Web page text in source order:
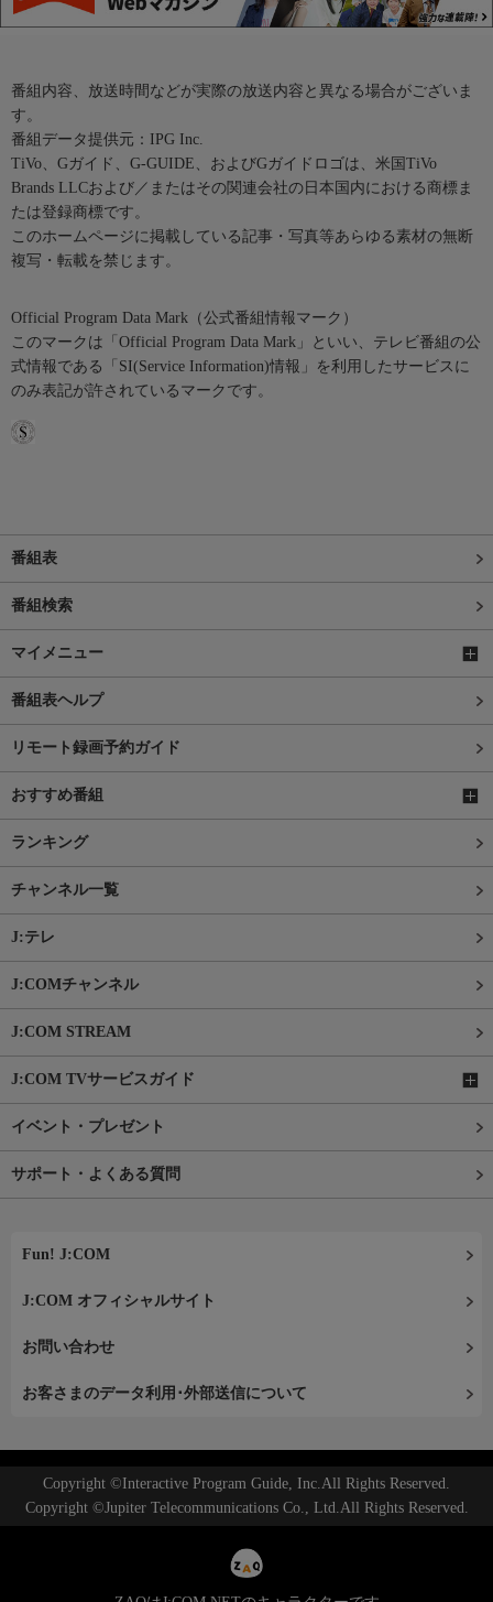
番組内容、放送時間などが実際の放送内容と異なる場合がございま
す。
番組データ提供元：IPG Inc.
TiVo、Gガイド、G-GUIDE、およびGガイドロゴは、米国TiVo
Brands LLCおよび／またはその関連会社の日本国内における商標ま
たは登録商標です。
このホームページに掲載している記事・写真等あらゆる素材の無断
複写・転載を禁じます。
Official Program Data Mark（公式番組情報マーク）
このマークは「Official Program Data Mark」といい、テレビ番組の公
式情報である「SI(Service Information)情報」を利用したサービスに
のみ表記が許されているマークです。
番組表
番組検索
マイメニュー
番組表ヘルプ
リモート録画予約ガイド
おすすめ番組
ランキング
チャンネル一覧
J:テレ
J:COMチャンネル
J:COM STREAM
J:COM TVサービスガイド
イベント・プレゼント
サポート・よくある質問
Fun! J:COM
J:COM オフィシャルサイト
お問い合わせ
お客さまのデータ利用･外部送信について
Copyright ©Interactive Program Guide, Inc.All Rights Reserved.
Copyright ©Jupiter Telecommunications Co., Ltd.All Rights Reserved.